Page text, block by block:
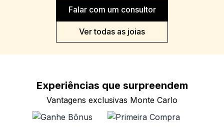
Falar com um consultor
Ver todas as joias
Experiências que surpreendem
Vantagens exclusivas Monte Carlo